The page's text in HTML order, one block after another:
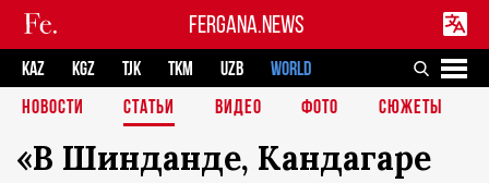
FERGANA.NEWS
KAZ KGZ TJK TKM UZB
WORLD
НОВОСТИ
СТАТЬИ ВИДЕО ФОТО СЮЖЕТЫ
«В Шинданде, Кандагаре